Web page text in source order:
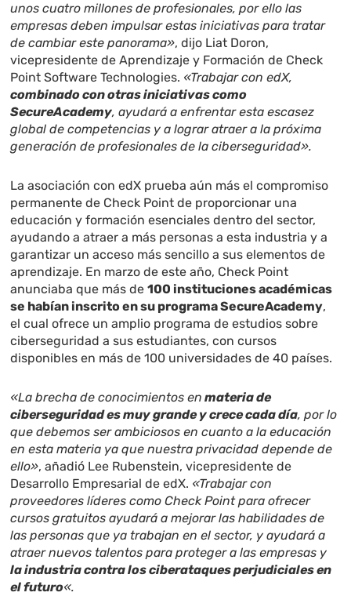
unos cuatro millones de profesionales, por ello las
empresas deben impulsar estas iniciativas para tratar
de cambiar este panorama», dijo Liat Doron,
vicepresidente de Aprendizaje y Formación de Check
Point Software Technologies. «Trabajar con edX,
combinado con otras iniciativas como
SecureAcademy, ayudará a enfrentar esta escasez
global de competencias y a lograr atraer a la próxima
generación de profesionales de la ciberseguridad».
La asociación con edX prueba aún más el compromiso
permanente de Check Point de proporcionar una
educación y formación esenciales dentro del sector,
ayudando a atraer a más personas a esta industria y a
garantizar un acceso más sencillo a sus elementos de
aprendizaje. En marzo de este año, Check Point
anunciaba que más de100 instituciones académicas
se habían inscrito en su programa SecureAcademy,
el cual ofrece un amplio programa de estudios sobre
ciberseguridad a sus estudiantes, con cursos
disponibles en más de 100 universidades de 40 países.
«La brecha de conocimientos en materia de
ciberseguridad es muy grande y crece cada día, por lo
que debemos ser ambiciosos en cuanto a la educación
en esta materia ya que nuestra privacidad depende de
ello», añadió Lee Rubenstein, vicepresidente de
Desarrollo Empresarial de edX. «Trabajar con
proveedores líderes como Check Point para ofrecer
cursos gratuitos ayudará a mejorar las habilidades de
las personas que ya trabajan en el sector, y ayudará a
atraer nuevos talentos para proteger a las empresas y
la industria contra los ciberataques perjudiciales en
el futuro«.